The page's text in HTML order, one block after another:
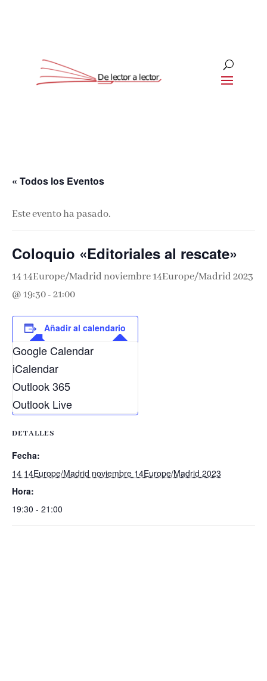
« Todos los Eventos
Este evento ha pasado.
Coloquio «Editoriales al rescate»
14 14Europe/Madrid noviembre 14Europe/Madrid 2023
@ 19:30-21:00
Añadir al calendario
Google Calendar
iCalendar
Outlook 365
Outlook Live
DETALLES
Fecha:
14 14Europe/Madrid noviembre 14Europe/Madrid 2023
Hora:
19:30 - 21:00